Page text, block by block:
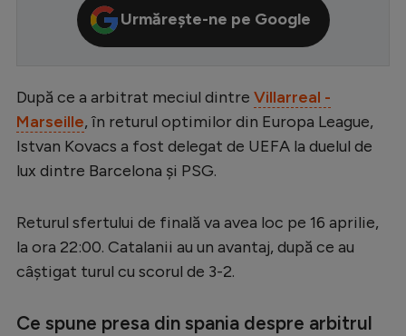
Conference League
CM 2026
Serie A
Bundesliga
Campionate
Starurile fotbalului
EURO 2024
Urmărește-ne pe Google
După ce a arbitrat meciul dintre Villarreal -
Marseille, în returul optimilor din Europa League,
Istvan Kovacs a fost delegat de UEFA la duelul de
lux dintre Barcelona și PSG.
Returul sfertului de finală va avea loc pe 16 aprilie,
la ora 22:00. Catalanii au un avantaj, după ce au
câștigat turul cu scorul de 3-2.
Ce spune presa din spania despre arbitrul